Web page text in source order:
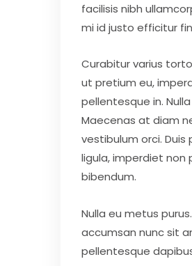
facilisis nibh
mi id justo efficitur
Curabitur varius
ut pretium eu,
pellentesque in.
Maecenas at diam
vestibulum orci.
ligula, imperdiet non
bibendum.
Nulla eu metus
accumsan nunc sit
pellentesque